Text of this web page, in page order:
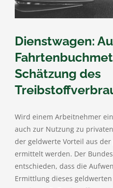
Dienstwagen:
Schätzung des
Wird einem Arbeitnehmer
auch zur Nutzung zu
der geldwerte Vorteil aus
ermittelt werden. Der
entschieden, dass die
Ermittlung dieses